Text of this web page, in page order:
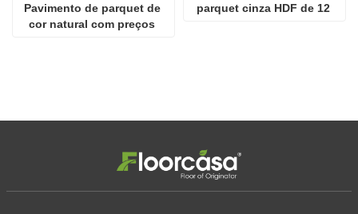
Pavimento de parquet de
cor natural com preços
parquet cinza HDF de 12